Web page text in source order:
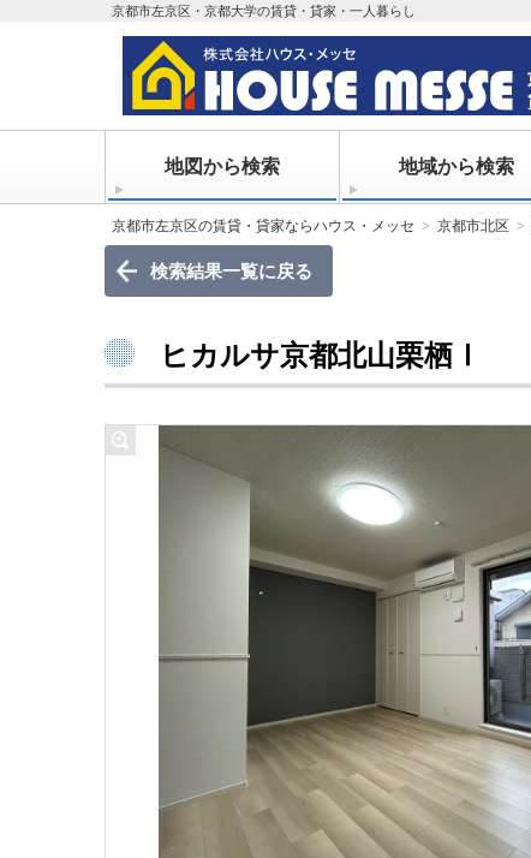
京都市左京区・京都大学の賃貸・貸家・一人暮らし
地図から検索 地域から検索
京都市左京区の賃貸・貸家ならハウス・メッセ 京都市北区
検索結果一覧に戻る
ヒカルサ京都北山栗栖Ⅰ